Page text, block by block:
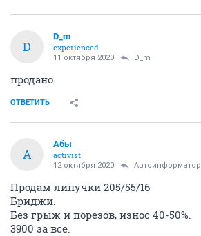
D
D_m
experienced
11 октября 2020 D_m
продано
ОТВЕТИТЬ
А
Абы
activist
12 октября 2020 Автоинформатор
Продам липучки 205/55/16
Бриджи.
Без грыж и порезов, износ 40-50%.
3900 за все.